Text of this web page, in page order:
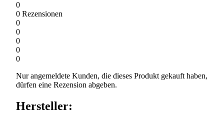
0
0 Rezensionen
0
0
0
0
0
Nur angemeldete Kunden, die dieses Produkt gekauft haben,
dürfen eine Rezension abgeben.
Hersteller: